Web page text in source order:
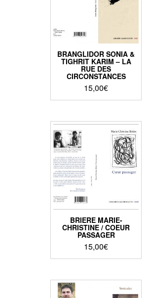
BRANGLIDOR SONIA &
TIGHRIT KARIM – LA
RUE DES
CIRCONSTANCES
15,00€
BRIERE MARIE-
CHRISTINE / COEUR
PASSAGER
15,00€